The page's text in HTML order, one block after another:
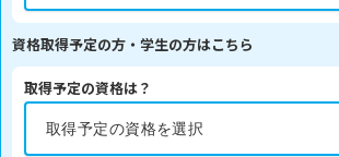
資格取得予定の方・学生の方はこちら
取得予定の資格は？